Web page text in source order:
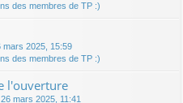
des membres de TP :)
mars 2025, 15:59
des membres de TP :)
l'ouverture
26 mars 2025, 11:41